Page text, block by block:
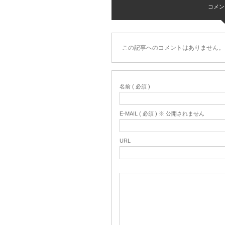
コメ
この記事へのコメントはありません。
名前 ( 必須 )
E-MAIL ( 必須 ) ※ 公開されません
URL